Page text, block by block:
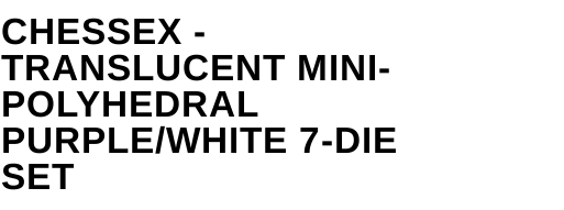
CHESSEX -
TRANSLUCENT MINI-
POLYHEDRAL
PURPLE/WHITE 7-DIE
SET